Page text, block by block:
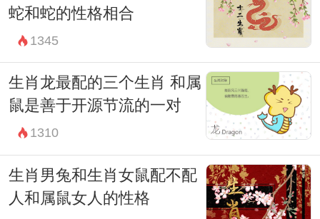
蛇和蛇的性格相合
1345
生肖龙最配的三个生肖 和属
鼠是善于开源节流的一对
1310
生肖男兔和生肖女鼠配不配
人和属鼠女人的性格